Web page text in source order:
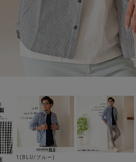
1(BLU/ブルー)